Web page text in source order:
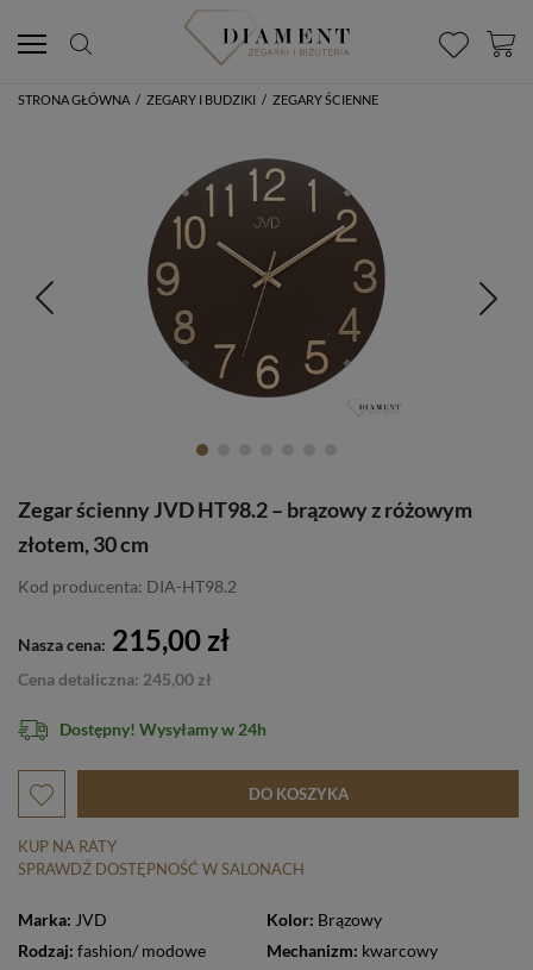
STRONA GŁÓWNA / ZEGARY I BUDZIKI / ZEGARY ŚCIENNE
Zegar ścienny JVD HT98.2 – brązowy z różowym
złotem, 30 cm
Kod producenta: DIA-HT98.2
Nasza cena: 215,00 zł
Cena detaliczna: 245,00 zł
Dostępny! Wysyłamy w 24h
DO KOSZYKA
KUP NA RATY
SPRAWDŹ DOSTĘPNOŚĆ W SALONACH
Marka: JVD Kolor: Brązowy
Rodzaj: fashion/ modowe Mechanizm: kwarcowy